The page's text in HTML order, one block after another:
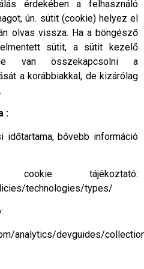
érdekében a felhasználó
ún. sütit (cookie) helyez el
olvas vissza. Ha a böngésző
sütit, a sütit kezelő
van összekapcsolni a
a korábbiakkal, de kizárólag
:
időtartama, bővebb információ
cookie tájékoztató:
technologies/types/
analytics/devguides/